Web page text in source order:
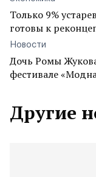
Только 9%
готовы к
Новости
Дочь Ромы
фестивале
Другие